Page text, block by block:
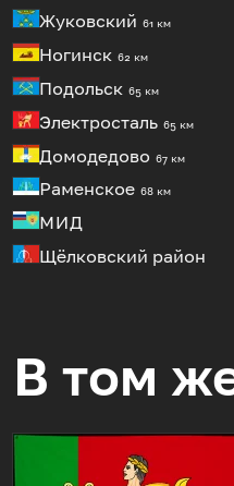
Жуковский 61 км
Ногинск 62 км
Подольск 65 км
Электросталь 65 км
Домодедово 67 км
Раменское 68 км
МИД
Щёлковский район
В том